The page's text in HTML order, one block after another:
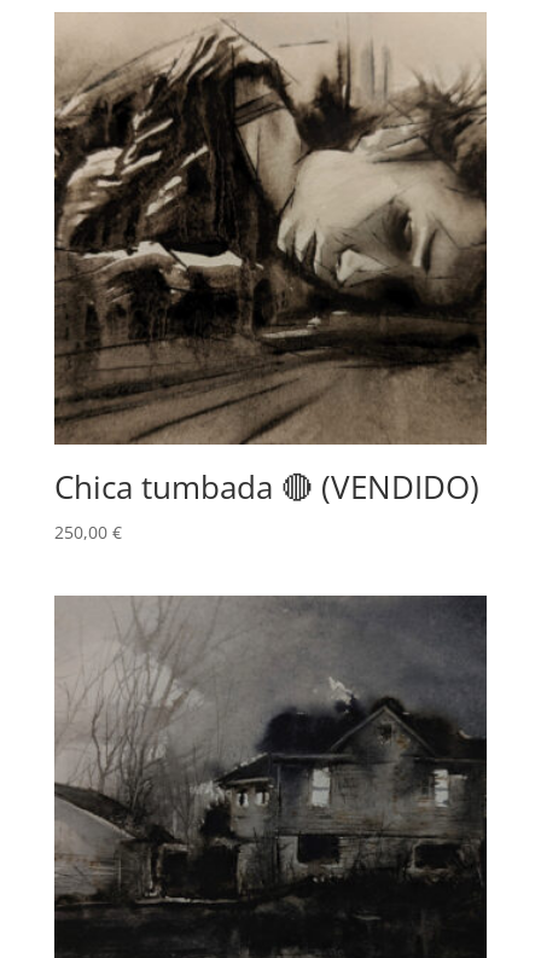
Chica tumbada 🔴 (VENDIDO)
250,00 €